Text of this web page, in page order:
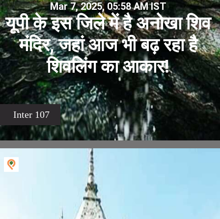
Mar 7, 2025, 05:58 AM IST
यूपी के इस जिले में है अनोखा शिव
मंदिर, जहां आज भी बढ़ रहा है
शिवलिंग का आकार!
Inter 107